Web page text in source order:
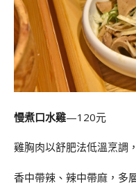
慢煮口水雞—120元
雞胸肉以舒肥法低溫烹調
香中帶辣、辣中帶麻，多